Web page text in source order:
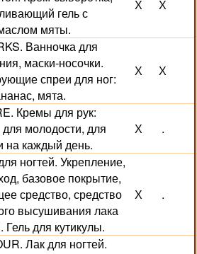
гель с
мяты.
Х Х
Ванночка для
маски-носочки.
спреи для ног:
мята.
Х Х
Кремы для рук:
молодости, для
на каждый день.
Х .
ногтей. Укрепление,
базовое покрытие,
средство, средство
высушивания лака
Гель для кутикулы.
Х .
Лак для ногтей.